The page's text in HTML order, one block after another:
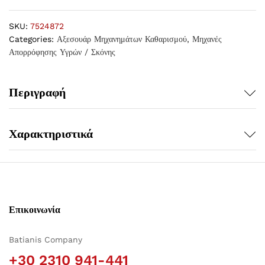
SKU: 7524872
Categories: Αξεσουάρ Μηχανημάτων Καθαρισμού, Μηχανές
Απορρόφησης Υγρών / Σκόνης
Περιγραφή
Χαρακτηριστικά
Επικοινωνία
Batianis Company
+30 2310 941-441